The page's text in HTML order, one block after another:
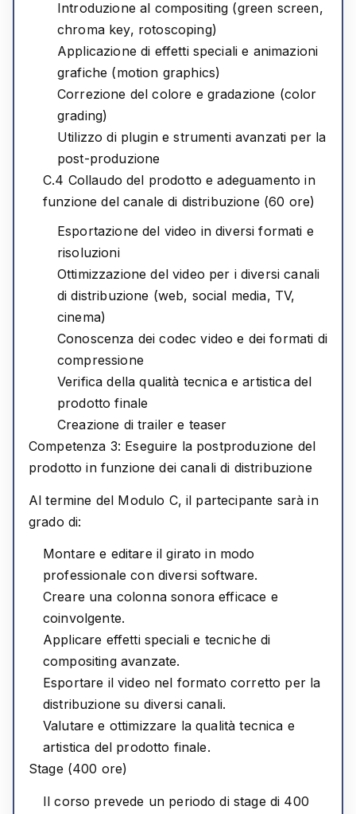
Introduzione al compositing (green screen,
chroma key, rotoscoping)
Applicazione di effetti speciali e animazioni
grafiche (motion graphics)
Correzione del colore e gradazione (color
grading)
Utilizzo di plugin e strumenti avanzati per la
post-produzione
C.4 Collaudo del prodotto e adeguamento in
funzione del canale di distribuzione (60 ore)
Esportazione del video in diversi formati e
risoluzioni
Ottimizzazione del video per i diversi canali
di distribuzione (web, social media, TV,
cinema)
Conoscenza dei codec video e dei formati di
compressione
Verifica della qualità tecnica e artistica del
prodotto finale
Creazione di trailer e teaser
Competenza 3: Eseguire la postproduzione del
prodotto in funzione dei canali di distribuzione
Al termine del Modulo C, il partecipante sarà in
grado di:
Montare e editare il girato in modo
professionale con diversi software.
Creare una colonna sonora efficace e
coinvolgente.
Applicare effetti speciali e tecniche di
compositing avanzate.
Esportare il video nel formato corretto per la
distribuzione su diversi canali.
Valutare e ottimizzare la qualità tecnica e
artistica del prodotto finale.
Stage (400 ore)
Il corso prevede un periodo di stage di 400